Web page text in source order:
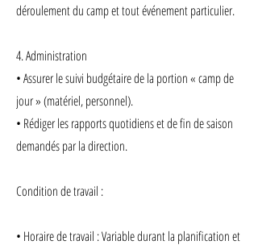
déroulement du camp et tout événement particulier.
4. Administration
• Assurer le suivi budgétaire de la portion « camp de
jour » (matériel, personnel).
• Rédiger les rapports quotidiens et de fin de saison
demandés par la direction.
Condition de travail :
• Horaire de travail : Variable durant la planification et